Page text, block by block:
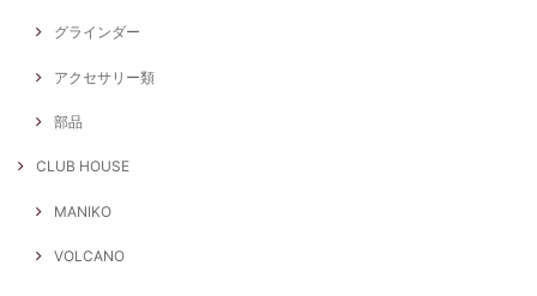
グラインダー
アクセサリー類
部品
CLUB HOUSE
MANIKO
VOLCANO